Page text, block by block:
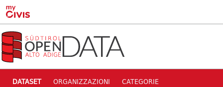
Skip to main content
DATASET ORGANIZZAZIONI CATEGORIE